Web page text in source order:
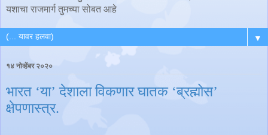
यशाचा राजमार्ग तुमच्या सोबत आहे
▼
१४ नोव्हेंबर २०२०
भारत ‘या’ देशाला विकणार घातक ‘ब्रह्मोस’
क्षेपणास्त्र.